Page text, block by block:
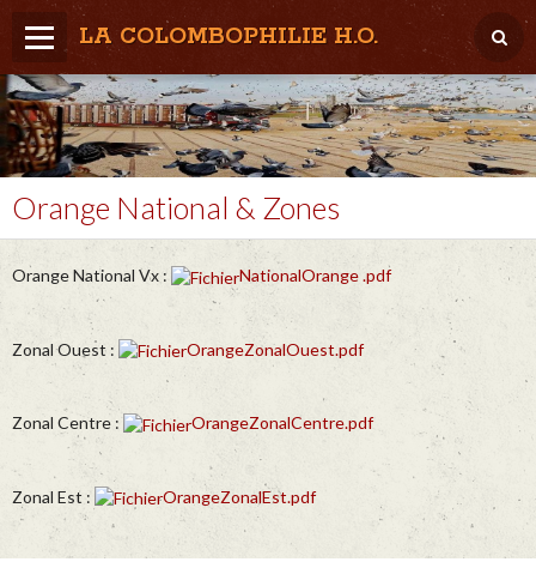
LA COLOMBOPHILIE H.O.
Home
Météo / Het weer
Lâcher / Los
Result. clubs, Provincial, (Inter)National
RFCB / KBDB
Orange National & Zones
Orange National Vx : NationalOrange .pdf
Zonal Ouest : OrangeZonalOuest.pdf
Zonal Centre : OrangeZonalCentre.pdf
Zonal Est : OrangeZonalEst.pdf